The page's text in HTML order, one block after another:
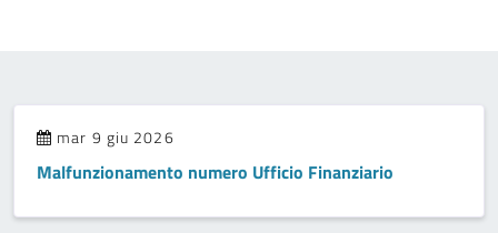
mar 9 giu 2026
Malfunzionamento numero Ufficio Finanziario